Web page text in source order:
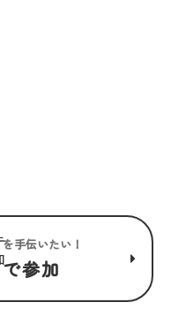
手伝いたい！
参加